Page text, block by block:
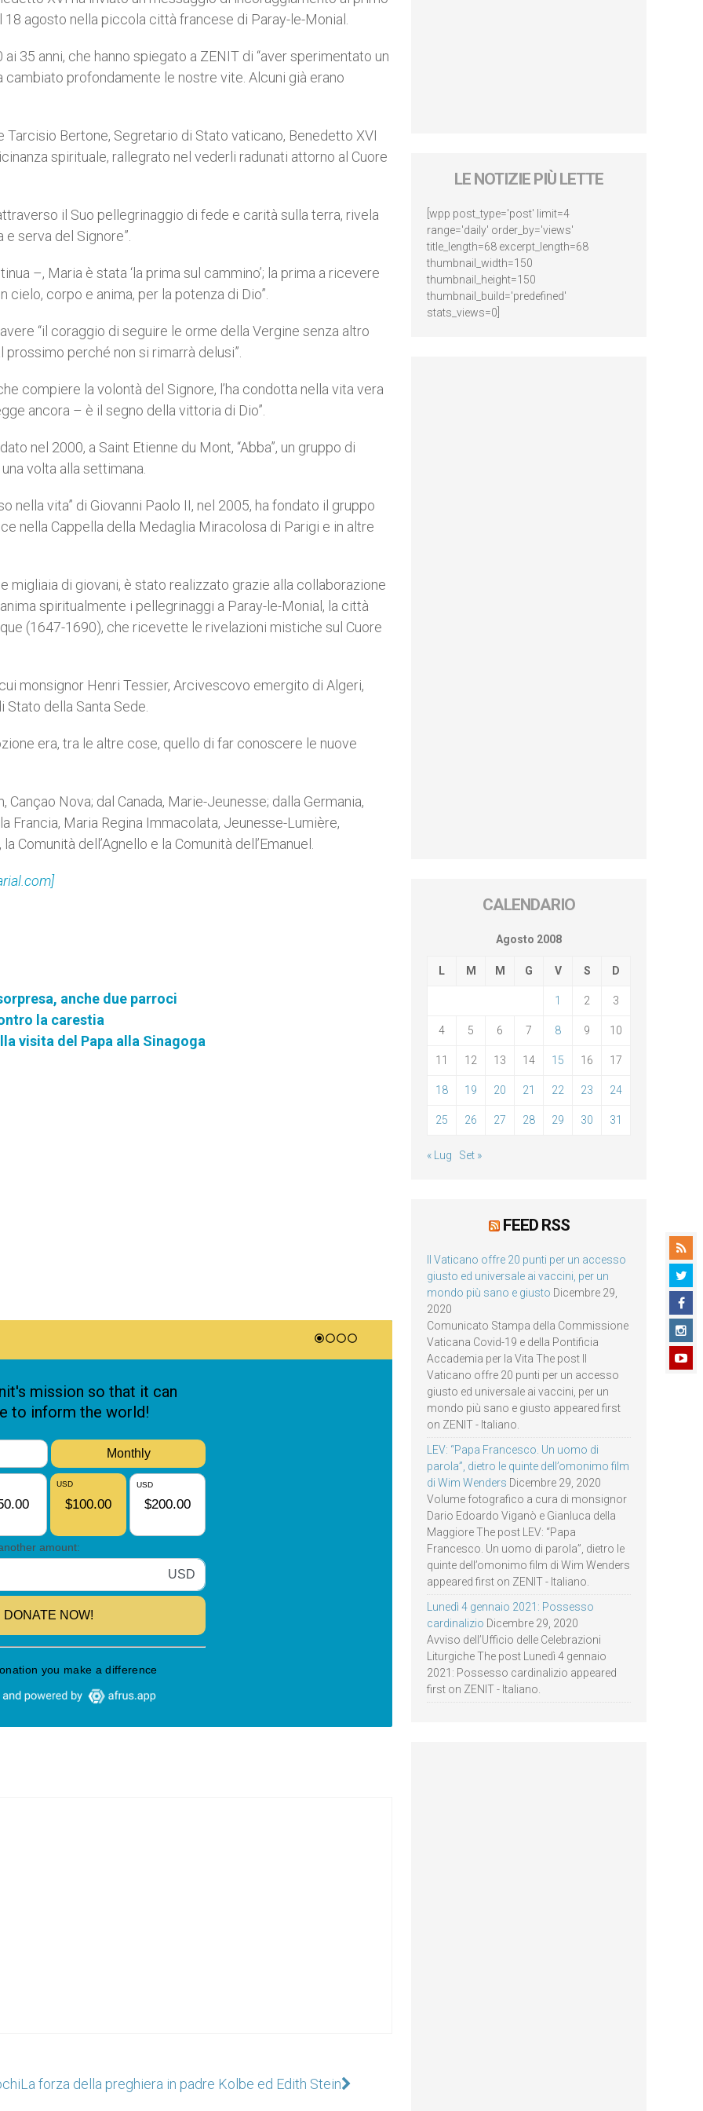
agosto nella piccola città francese di Paray-le-Monial.
35 anni, che hanno spiegato a ZENIT di “aver sperimentato un
profondamente le nostre vite. Alcuni già erano
Bertone, Segretario di Stato vaticano, Benedetto XVI
spirituale, rallegrato nel vederli radunati attorno al Cuore
il Suo pellegrinaggio di fede e carità sulla terra, rivela
serva del Signore”.
–, Maria è stata ‘la prima sul cammino’; la prima a ricevere
corpo e anima, per la potenza di Dio”.
“il coraggio di seguire le orme della Vergine senza altro
perché non si rimarrà delusi”.
compiere la volontà del Signore, l’ha condotta nella vita vera
ancora – è il segno della vittoria di Dio”.
nel 2000, a Saint Etienne du Mont, “Abba”, un gruppo di
volta alla settimana.
nella vita” di Giovanni Paolo II, nel 2005, ha fondato il gruppo
nella Cappella della Medaglia Miracolosa di Parigi e in altre
migliaia di giovani, è stato realizzato grazie alla collaborazione
spiritualmente i pellegrinaggi a Paray-le-Monial, la città
(1647-1690), che ricevette le rivelazioni mistiche sul Cuore
monsignor Henri Tessier, Arcivescovo emergito di Algeri,
Stato della Santa Sede.
era, tra le altre cose, quello di far conoscere le nuove
Nova; dal Canada, Marie-Jeunesse; dalla Germania,
Francia, Maria Regina Immacolata, Jeunesse-Lumière,
dell’Agnello e la Comunità dell’Emanuel.
anche due parroci
la carestia
visita del Papa alla Sinagoga
La forza della preghiera in padre Kolbe ed Edith Stein
LE NOTIZIE PIÙ LETTE
[wpp post_type='post' limit=4
range='daily' order_by='views'
title_length=68 excerpt_length=68
thumbnail_width=150
thumbnail_height=150
thumbnail_build='predefined'
stats_views=0]
CALENDARIO
Agosto 2008
L M M G V S D
1 2 3
4 5 6 7 8 9 10
11 12 13 14 15 16 17
18 19 20 21 22 23 24
25 26 27 28 29 30 31
« Lug Set »
FEED RSS
Il Vaticano offre 20 punti per un accesso
giusto ed universale ai vaccini, per un
mondo più sano e giusto Dicembre 29,
2020
Comunicato Stampa della Commissione
Vaticana Covid-19 e della Pontificia
Accademia per la Vita The post Il
Vaticano offre 20 punti per un accesso
giusto ed universale ai vaccini, per un
mondo più sano e giusto appeared first
on ZENIT - Italiano.
LEV: “Papa Francesco. Un uomo di
parola”, dietro le quinte dell’omonimo film
di Wim Wenders Dicembre 29, 2020
Volume fotografico a cura di monsignor
Dario Edoardo Viganò e Gianluca della
Maggiore The post LEV: “Papa
Francesco. Un uomo di parola”, dietro le
quinte dell’omonimo film di Wim Wenders
appeared first on ZENIT - Italiano.
Lunedì 4 gennaio 2021: Possesso
cardinalizio Dicembre 29, 2020
Avviso dell’Ufficio delle Celebrazioni
Liturgiche The post Lunedì 4 gennaio
2021: Possesso cardinalizio appeared
first on ZENIT - Italiano.